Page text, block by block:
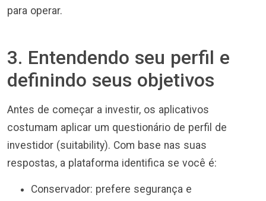
para operar.
3. Entendendo seu perfil e
definindo seus objetivos
Antes de começar a investir, os aplicativos
costumam aplicar um questionário de perfil de
investidor (suitability). Com base nas suas
respostas, a plataforma identifica se você é:
Conservador: prefere segurança e